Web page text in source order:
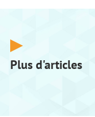
Plus d'articles